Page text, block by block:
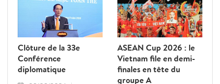
Clôture de la 33e
Conférence
diplomatique
ASEAN Cup 2026 : le
Vietnam file en demi-
finales en tête du
groupe A